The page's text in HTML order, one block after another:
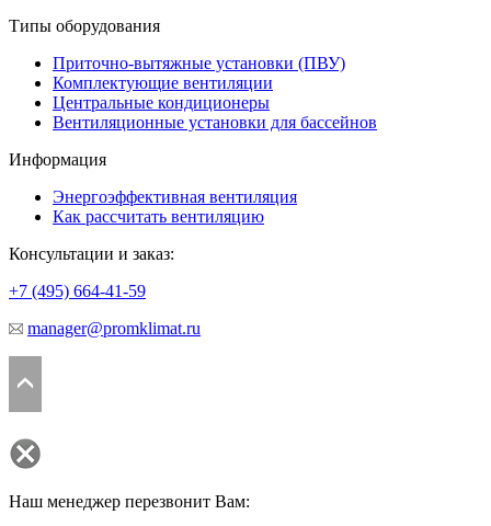
Типы оборудования
Приточно-вытяжные установки (ПВУ)
Комплектующие вентиляции
Центральные кондиционеры
Вентиляционные установки для бассейнов
Информация
Энергоэффективная вентиляция
Как рассчитать вентиляцию
Консультации и заказ:
+7 (495) 664-41-59
manager@promklimat.ru
Наш менеджер перезвонит Вам: